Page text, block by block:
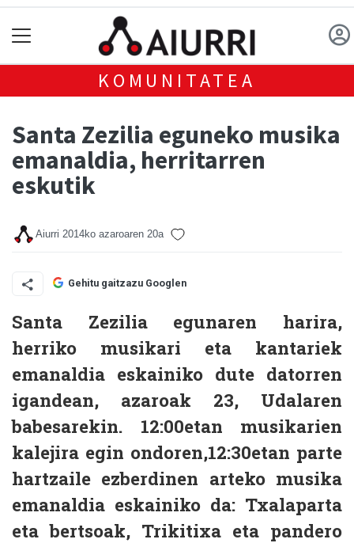
KOMUNITATEA
Santa Zezilia eguneko musika
emanaldia, herritarren
eskutik
Aiurri 2014ko azaroaren 20a
Gehitu gaitzazu Googlen
Santa Zezilia egunaren harira,
herriko musikari eta kantariek
emanaldia eskainiko dute datorren
igandean, azaroak 23, Udalaren
babesarekin. 12:00etan musikarien
kalejira egin ondoren,12:30etan parte
hartzaile ezberdinen arteko musika
emanaldia eskainiko da: Txalaparta
eta bertsoak, Trikitixa eta pandero